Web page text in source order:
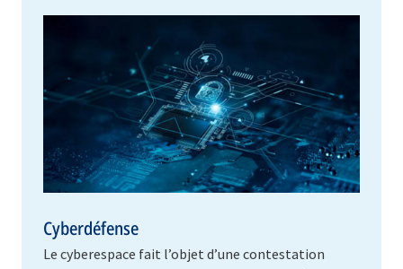
Cyberdéfense
Le cyberespace fait l’objet d’une contestation